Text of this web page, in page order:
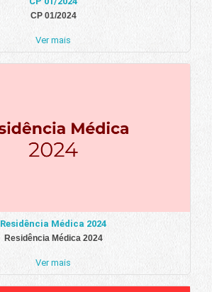
CP 01/2024
Ver mais
Residência Médica 2024
Residência Médica 2024
Ver mais